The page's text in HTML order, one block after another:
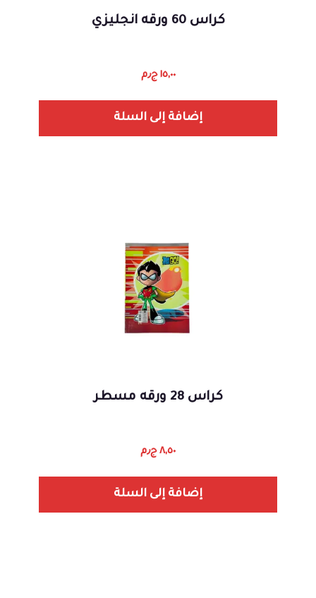
كراس 60 ورقه انجليزي
١٥,٠٠ ج٫م
إضافة إلى السلة
كراس 28 ورقه مسطر
٨,٥٠ ج٫م
إضافة إلى السلة